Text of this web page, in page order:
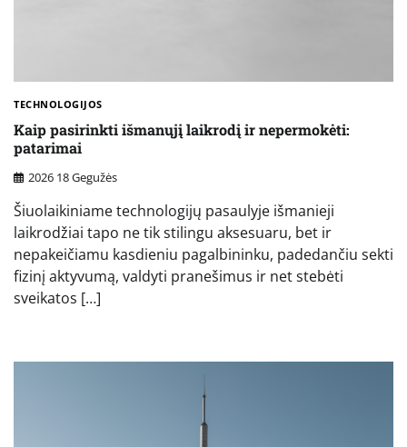
TECHNOLOGIJOS
Kaip pasirinkti išmanųjį laikrodį ir nepermokėti:
patarimai
2026 18 Gegužės
Šiuolaikiniame technologijų pasaulyje išmanieji
laikrodžiai tapo ne tik stilingu aksesuaru, bet ir
nepakeičiamu kasdieniu pagalbininku, padedančiu sekti
fizinį aktyvumą, valdyti pranešimus ir net stebėti
sveikatos […]